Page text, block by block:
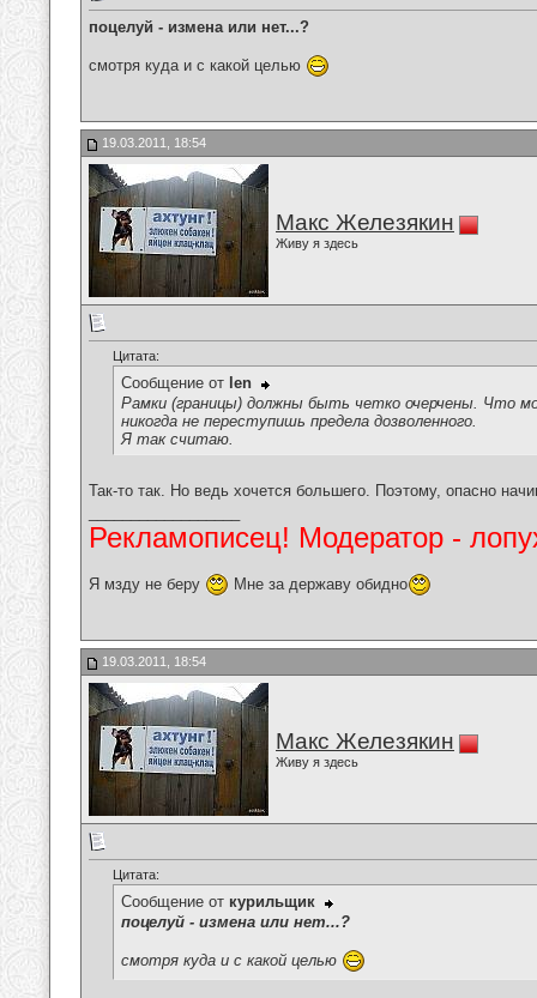
поцелуй - измена или нет...?
смотря куда и с какой целью
19.03.2011, 18:54
Макс Железякин
Живу я здесь
Цитата:
Сообщение от len
Рамки (границы) должны быть четко очерчены. Что
никогда не переступишь предела дозволенного.
Я так считаю.
Так-то так. Но ведь хочется большего. Поэтому, опасно
Рекламописец! Модератор -
Я мзду не беру Мне за державу обидно
19.03.2011, 18:54
Макс Железякин
Живу я здесь
Цитата:
Сообщение от курильщик
поцелуй - измена или нет...?
смотря куда и с какой целью